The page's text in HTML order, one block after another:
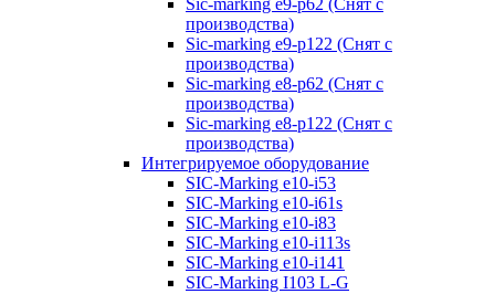
Sic-marking e9-p62 (Снят с
производства)
Sic-marking e9-p122 (Снят с
производства)
Sic-marking e8-p62 (Снят с
производства)
Sic-marking e8-p122 (Снят с
производства)
Интегрируемое оборудование
SIC-Marking e10-i53
SIC-Marking e10-i61s
SIC-Marking e10-i83
SIC-Marking e10-i113s
SIC-Marking e10-i141
SIC-Marking I103 L-G